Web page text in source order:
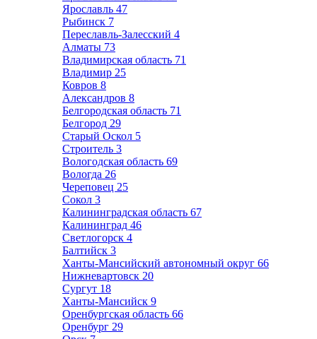
Ярославль 47
Рыбинск 7
Переславль-Залесский 4
Алматы 73
Владимирская область 71
Владимир 25
Ковров 8
Александров 8
Белгородская область 71
Белгород 29
Старый Оскол 5
Строитель 3
Вологодская область 69
Вологда 26
Череповец 25
Сокол 3
Калининградская область 67
Калининград 46
Светлогорск 4
Балтийск 3
Ханты-Мансийский автономный округ 66
Нижневартовск 20
Сургут 18
Ханты-Мансийск 9
Оренбургская область 66
Оренбург 29